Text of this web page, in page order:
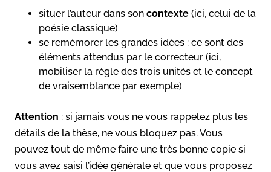
situer l’auteur dans son contexte (ici, celui de la
poésie classique)
se remémorer les grandes idées : ce sont des
éléments attendus par le correcteur (ici,
mobiliser la règle des trois unités et le concept
de vraisemblance par exemple)
Attention : si jamais vous ne vous rappelez plus les
détails de la thèse, ne vous bloquez pas. Vous
pouvez tout de même faire une très bonne copie si
vous avez saisi l’idée générale et que vous proposez